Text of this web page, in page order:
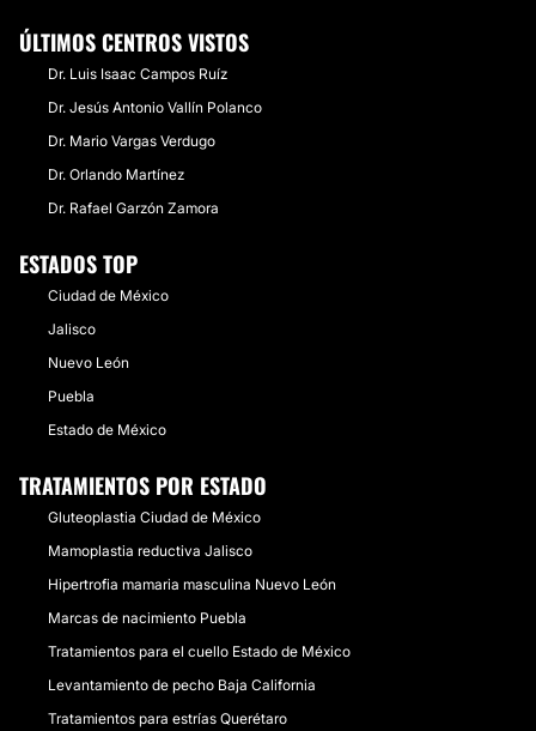
ÚLTIMOS CENTROS VISTOS
Dr. Luis Isaac Campos Ruíz
Dr. Jesús Antonio Vallín Polanco
Dr. Mario Vargas Verdugo
Dr. Orlando Martínez
Dr. Rafael Garzón Zamora
ESTADOS TOP
Ciudad de México
Jalisco
Nuevo León
Puebla
Estado de México
TRATAMIENTOS POR ESTADO
Gluteoplastia Ciudad de México
Mamoplastia reductiva Jalisco
Hipertrofia mamaria masculina Nuevo León
Marcas de nacimiento Puebla
Tratamientos para el cuello Estado de México
Levantamiento de pecho Baja California
Tratamientos para estrías Querétaro